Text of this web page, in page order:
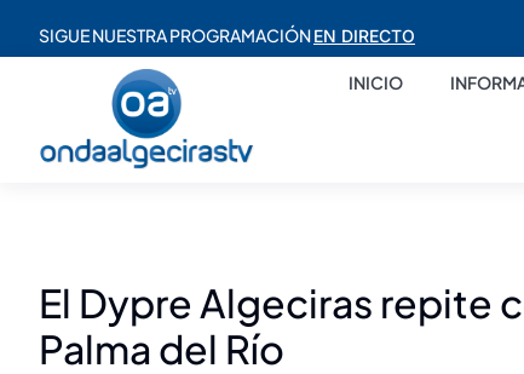
SIGUE NUESTRA PROGRAMACIÓNEN DIRECTO
INICIO
El Dypre Algeciras repite
Palma del Río